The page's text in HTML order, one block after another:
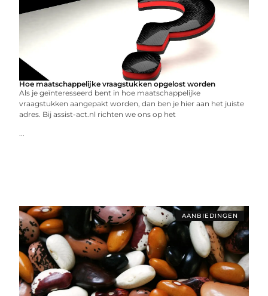
Hoe maatschappelijke vraagstukken opgelost worden
Als je geïnteresseerd bent in hoe maatschappelijke
vraagstukken aangepakt worden, dan ben je hier aan het juiste
adres. Bij assist-act.nl richten we ons op het
...
AANBIEDINGEN